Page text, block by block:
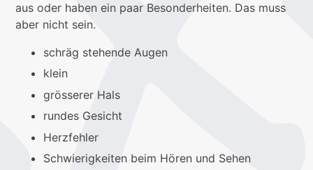
aus oder haben ein paar Besonderheiten. Das muss
aber nicht sein.
schräg stehende Augen
klein
grösserer Hals
rundes Gesicht
Herzfehler
Schwierigkeiten beim Hören und Sehen